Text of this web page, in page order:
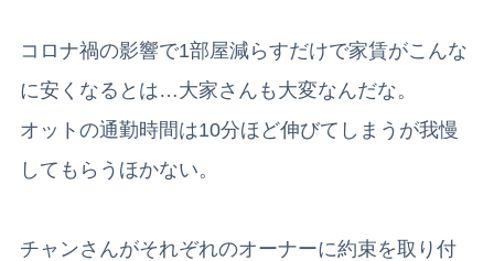
コロナ禍の影響で1部屋減らすだけで家賃がこんな
に安くなるとは…大家さんも大変なんだな。
オットの通勤時間は10分ほど伸びてしまうが我慢
してもらうほかない。
チャンさんがそれぞれのオーナーに約束を取り付